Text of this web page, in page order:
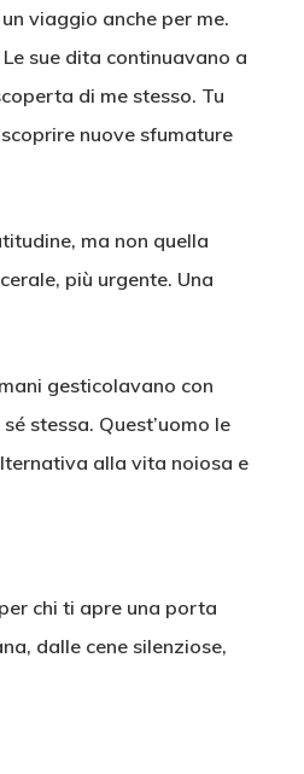
viaggio anche per me.
sue dita continuavano a
di me stesso. Tu
nuove sfumature
ma non quella
più urgente. Una
gesticolavano con
stessa. Quest’uomo le
alla vita noiosa e
chi ti apre una porta
dalle cene silenziose,